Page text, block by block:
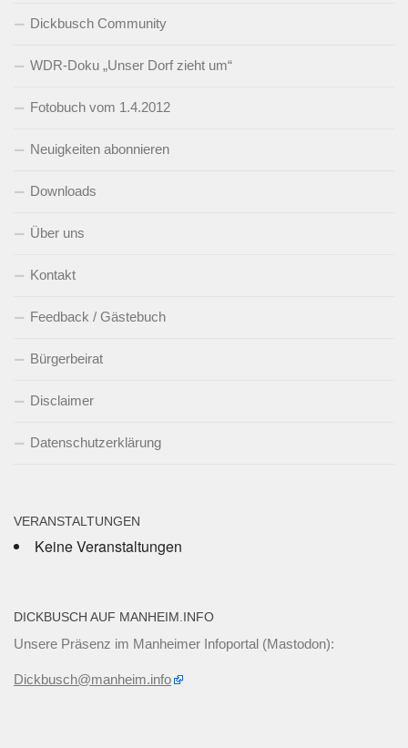
Dickbusch Community
WDR-Doku „Unser Dorf zieht um“
Fotobuch vom 1.4.2012
Neuigkeiten abonnieren
Downloads
Über uns
Kontakt
Feedback / Gästebuch
Bürgerbeirat
Disclaimer
Datenschutzerklärung
VERANSTALTUNGEN
Keine Veranstaltungen
DICKBUSCH AUF MANHEIM.INFO
Unsere Präsenz im Manheimer Infoportal (Mastodon):
Dickbusch@manheim.info